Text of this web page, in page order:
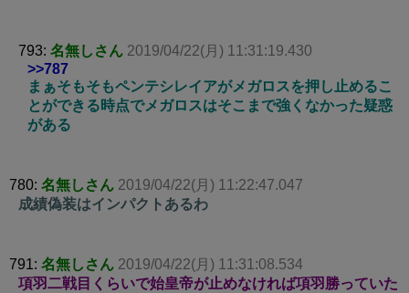
793: 名無しさん 2019/04/22(月) 11:31:19.430
>>787
まぁそもそもペンテシレイアがメガロスを押し止めるこ
とができる時点でメガロスはそこまで強くなかった疑惑
がある
780: 名無しさん 2019/04/22(月) 11:22:47.047
成績偽装はインパクトあるわ
791: 名無しさん 2019/04/22(月) 11:31:08.534
項羽二戦目くらいで始皇帝が止めなければ項羽勝っていた